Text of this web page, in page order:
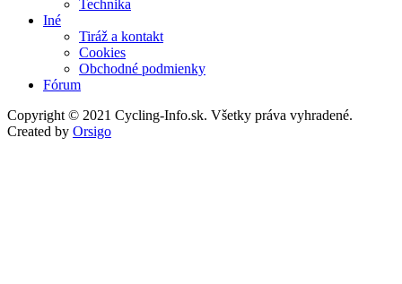
Technika
Iné
Tiráž a kontakt
Cookies
Obchodné podmienky
Fórum
Copyright © 2021 Cycling-Info.sk. Všetky práva vyhradené.
Created by Orsigo